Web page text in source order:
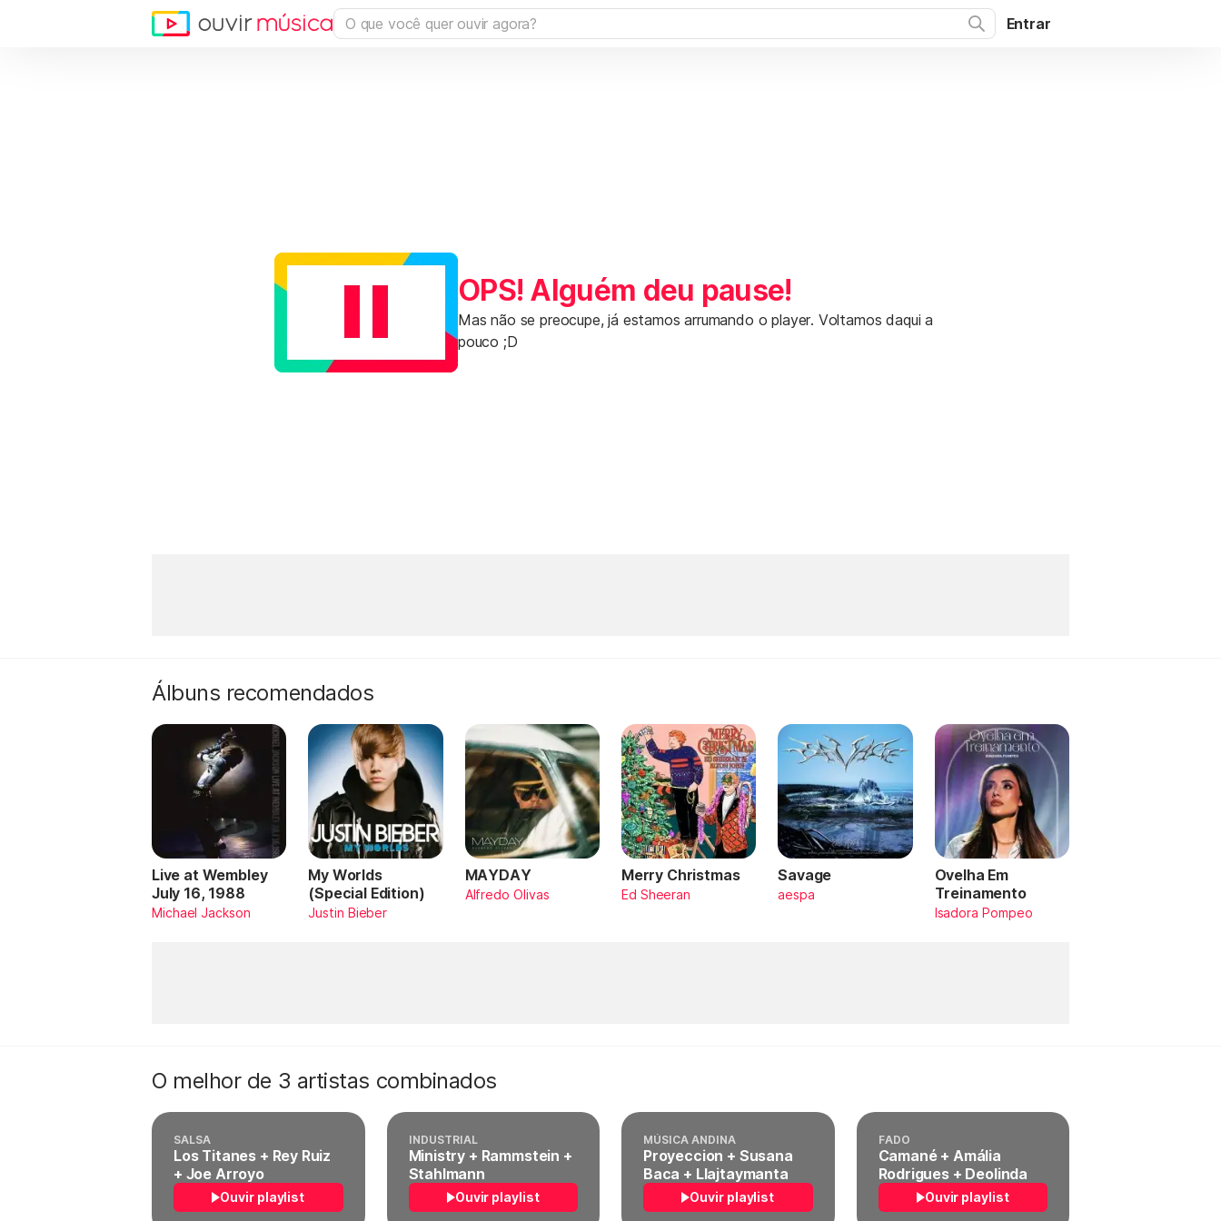
Entrar
OPS! Alguém deu pause!
Mas não se preocupe, já estamos arrumando o player. Voltamos daqui a
pouco ;D
Álbuns recomendados
Live at Wembley
July 16, 1988
Michael Jackson
My Worlds
(Special Edition)
Justin Bieber
MAYDAY
Alfredo Olivas
Merry Christmas
Ed Sheeran
Savage
aespa
Ovelha Em
Treinamento
Isadora Pompeo
O melhor de 3 artistas combinados
SALSA
Los Titanes + Rey Ruiz
+ Joe Arroyo
Ouvir playlist
INDUSTRIAL
Ministry + Rammstein +
Stahlmann
Ouvir playlist
MÚSICA ANDINA
Proyeccion + Susana
Baca + Llajtaymanta
Ouvir playlist
FADO
Camané + Amália
Rodrigues + Deolinda
Ouvir playlist